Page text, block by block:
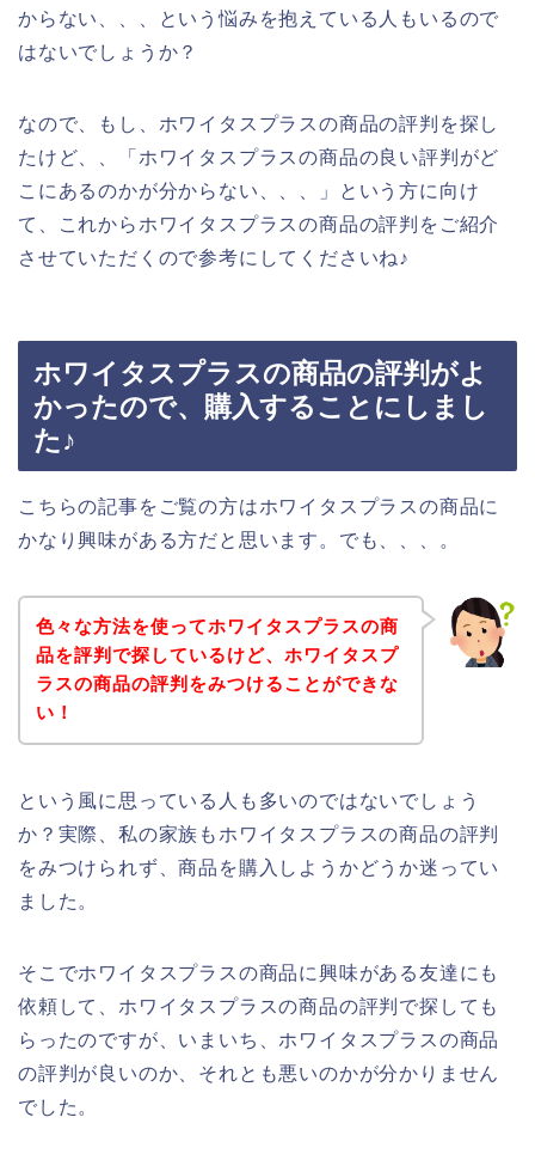
からない、、、という悩みを抱えている人もいるので
はないでしょうか？
なので、もし、ホワイタスプラスの商品の評判を探し
たけど、、「ホワイタスプラスの商品の良い評判がど
こにあるのかが分からない、、、」という方に向け
て、これからホワイタスプラスの商品の評判をご紹介
させていただくので参考にしてくださいね♪
ホワイタスプラスの商品の評判がよ
かったので、購入することにしまし
た♪
こちらの記事をご覧の方はホワイタスプラスの商品に
かなり興味がある方だと思います。でも、、、。
色々な方法を使ってホワイタスプラスの商
品を評判で探しているけど、ホワイタスプ
ラスの商品の評判をみつけることができな
い！
という風に思っている人も多いのではないでしょう
か？実際、私の家族もホワイタスプラスの商品の評判
をみつけられず、商品を購入しようかどうか迷ってい
ました。
そこでホワイタスプラスの商品に興味がある友達にも
依頼して、ホワイタスプラスの商品の評判で探しても
らったのですが、いまいち、ホワイタスプラスの商品
の評判が良いのか、それとも悪いのかが分かりません
でした。